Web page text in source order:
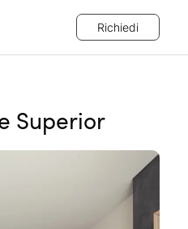
Richiedi
Superior